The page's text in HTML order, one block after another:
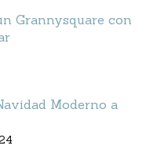
Grannysquare con
Moderno a